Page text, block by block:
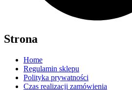
Strona
Home
Regulamin sklepu
Polityka prywatności
Czas realizacji zamówienia